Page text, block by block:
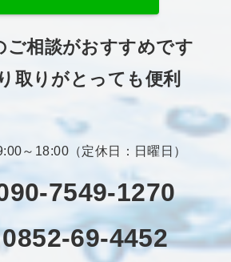
ご相談がおすすめです
取りがとっても便利
～18:00（定休日：日曜日）
7549-1270
69-4452